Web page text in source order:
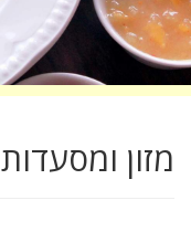
מזון ומסעדות